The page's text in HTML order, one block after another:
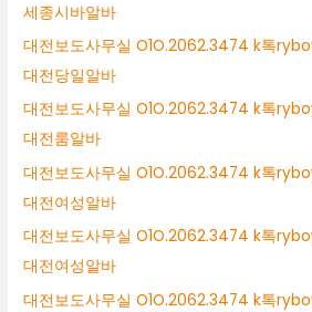
세종시바알바
대전보도사무실 O1O.2062.3474 k톡
대전당일알바
대전보도사무실 O1O.2062.3474 k톡
대전룸알바
대전보도사무실 O1O.2062.3474 k톡
대전여성알바
대전보도사무실 O1O.2062.3474 k톡
대전여성알바
대전보도사무실 O1O.2062.3474 k톡